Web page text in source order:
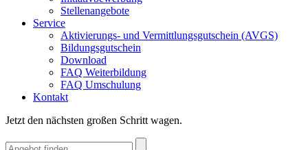
Stellenangebote
Service
Aktivierungs- und Vermittlungsgutschein (AVGS)
Bildungsgutschein
Download
FAQ Weiterbildung
FAQ Umschulung
Kontakt
Jetzt den nächsten großen Schritt wagen.